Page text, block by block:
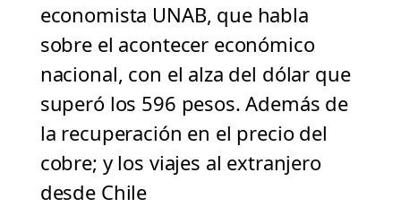
economista UNAB, que habla
sobre el acontecer económico
nacional, con el alza del dólar que
superó los 596 pesos. Además de
la recuperación en el precio del
cobre; y los viajes al extranjero
desde Chile